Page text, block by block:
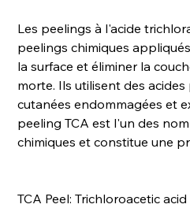
Les peelings à l'acide
peelings chimiques
la surface et éliminer la
morte. Ils utilisent des
cutanées endommagées et
peeling TCA est l'un des
chimiques et constitue une
TCA Peel: Trichloroacetic